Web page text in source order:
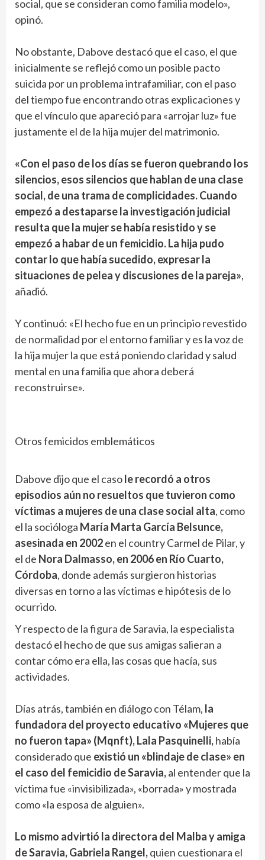
social, que se consideran como familia modelo»,
opinó.
No obstante, Dabove destacó que el caso, el que
inicialmente se reflejó como un posible pacto
suicida por un problema intrafamiliar, con el paso
del tiempo fue encontrando otras explicaciones y
que el vínculo que apareció para «arrojar luz» fue
justamente el de la hija mujer del matrimonio.
«Con el paso de los días se fueron quebrando los
silencios, esos silencios que hablan de una clase
social, de una trama de complicidades. Cuando
empezó a destaparse la investigación judicial
resulta que la mujer se había resistido y se
empezó a habar de un femicidio. La hija pudo
contar lo que había sucedido, expresar la
situaciones de pelea y discusiones de la pareja»,
añadió.
Y continuó: «El hecho fue en un principio revestido
de normalidad por el entorno familiar y es la voz de
la hija mujer la que está poniendo claridad y salud
mental en una familia que ahora deberá
reconstruirse».
Otros femicidos emblemáticos
Dabove dijo que el casole recordó a otros
episodios aún no resueltos que tuvieron como
víctimas a mujeres de una clase social alta, como
el la socióloga María Marta García Belsunce,
asesinada en 2002en el country Carmel de Pilar, y
el de Nora Dalmasso, en 2006 en Río Cuarto,
Córdoba, donde además surgieron historias
diversas en torno a las víctimas e hipótesis de lo
ocurrido.
Y respecto de la figura de Saravia, la especialista
destacó el hecho de que sus amigas salieran a
contar cómo era ella, las cosas que hacía, sus
actividades.
Días atrás, también en diálogo con Télam, la
fundadora del proyecto educativo «Mujeres que
no fueron tapa» (Mqnft), Lala Pasquinelli,había
considerado que existió un «blindaje de clase» en
el caso del femicidio de Saravia,al entender que la
víctima fue «invisibilizada», «borrada» y mostrada
como «la esposa de alguien».
Lo mismo advirtió la directora del Malba y amiga
de Saravia, Gabriela Rangel,quien cuestionara el